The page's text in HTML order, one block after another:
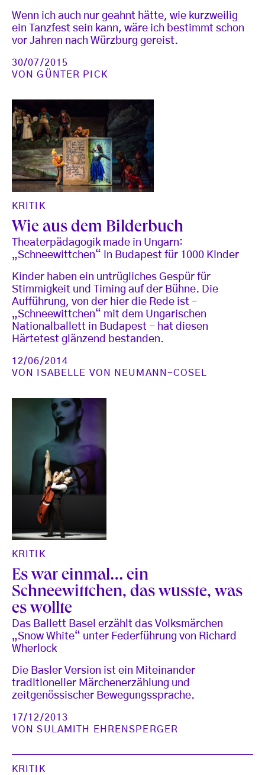
Wenn ich auch nur geahnt hätte, wie kurzweilig
ein Tanzfest sein kann, wäre ich bestimmt schon
vor Jahren nach Würzburg gereist.
30/07/2015
VONGÜNTER PICK
KRITIK
Wie aus dem Bilderbuch
Theaterpädagogik made in Ungarn:
„Schneewittchen“ in Budapest für 1000 Kinder
Kinder haben ein untrügliches Gespür für
Stimmigkeit und Timing auf der Bühne. Die
Aufführung, von der hier die Rede ist –
„Schneewittchen“ mit dem Ungarischen
Nationalballett in Budapest - hat diesen
Härtetest glänzend bestanden.
12/06/2014
VON
ISABELLE VON NEUMANN-COSEL
KRITIK
Es war einmal… ein
Schneewittchen, das wusste, was
es wollte
Das Ballett Basel erzählt das Volksmärchen
„Snow White“ unter Federführung von Richard
Wherlock
Die Basler Version ist ein Miteinander
traditioneller Märchenerzählung und
zeitgenössischer Bewegungssprache.
17/12/2013
VONSULAMITH EHRENSPERGER
KRITIK